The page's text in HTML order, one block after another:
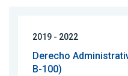
2019 - 2022
Derecho
B-100)